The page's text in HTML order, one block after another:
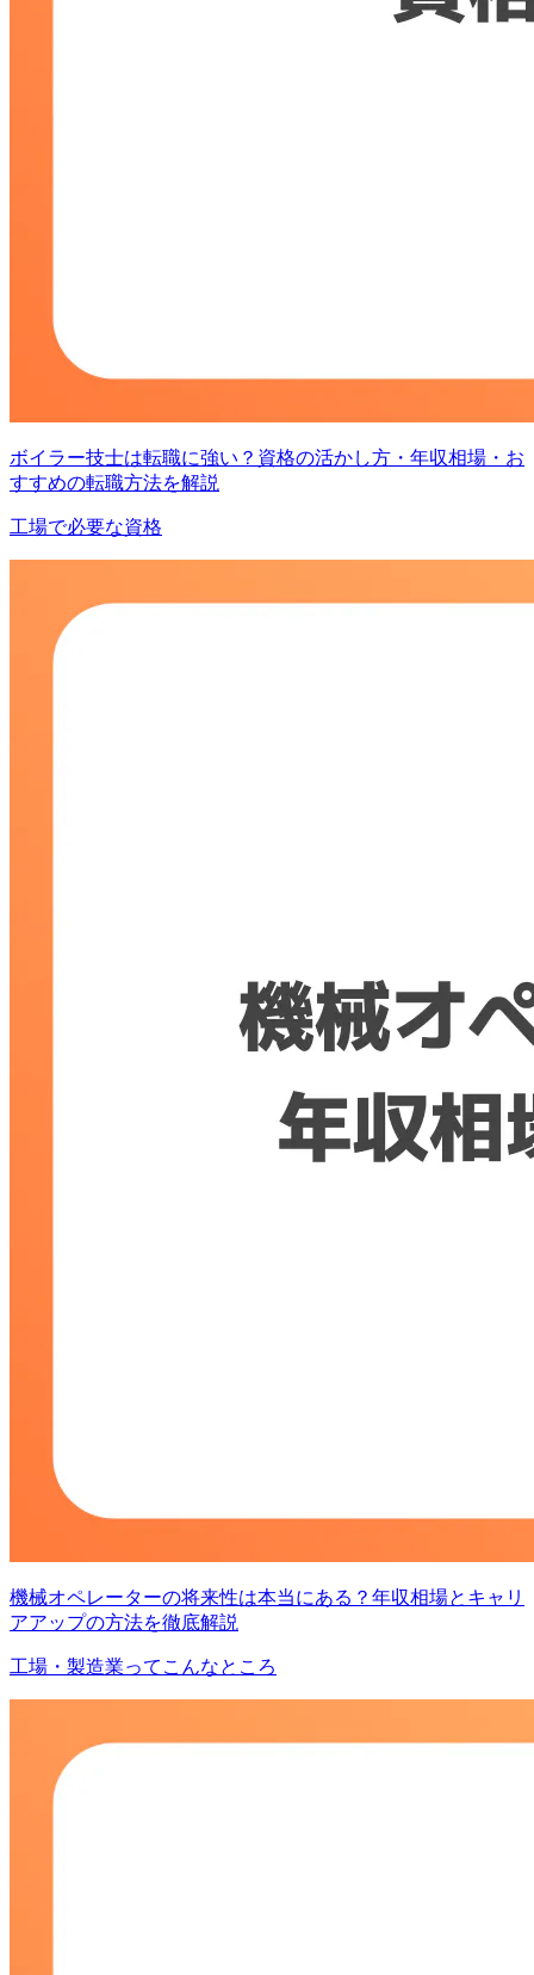
ボイラー技士は転職に強い？資格の活かし方・年収相場・お
すすめの転職方法を解説
工場で必要な資格
機械オペレーターの将来性は本当にある？年収相場とキャリ
アアップの方法を徹底解説
工場・製造業ってこんなところ